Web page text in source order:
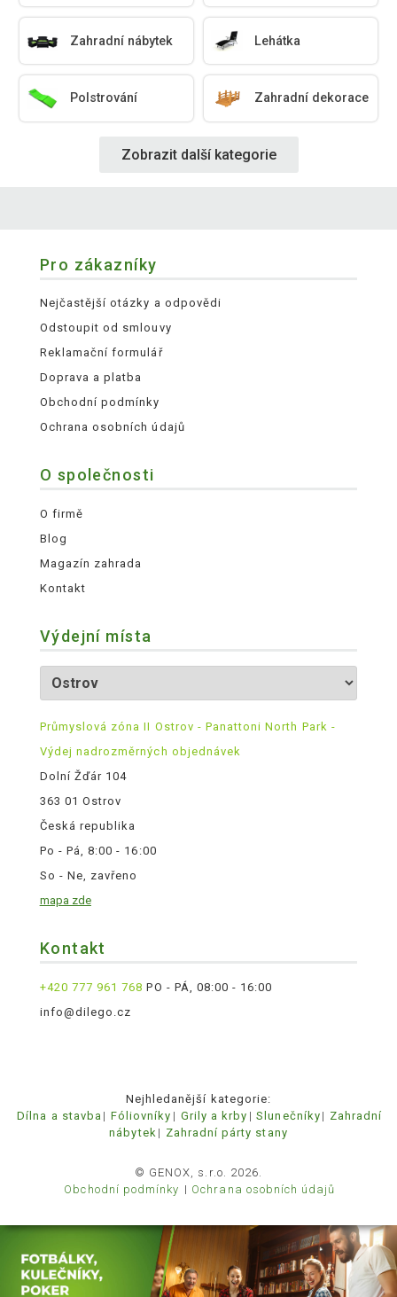
Zahradní nábytek Lehátka
Polstrování Zahradní dekorace
Zobrazit další kategorie
Pro zákazníky
Nejčastější otázky a odpovědi
Odstoupit od smlouvy
Reklamační formulář
Doprava a platba
Obchodní podmínky
Ochrana osobních údajů
O společnosti
O firmě
Blog
Magazín zahrada
Kontakt
Výdejní místa
Průmyslová zóna II Ostrov - Panattoni North Park -
Výdej nadrozměrných objednávek
Dolní Žďár 104
363 01 Ostrov
Česká republika
Po - Pá, 8:00 - 16:00
So - Ne, zavřeno
mapa zde
Kontakt
+420 777 961 768 PO - PÁ, 08:00 - 16:00
info@dilego.cz
Nejhledanější kategorie:
Dílna a stavba
Fóliovníky Grily a krby Slunečníky
Zahradní
nábytek
Zahradní párty stany
© GENOX, s.r.o. 2026.
Obchodní podmínky
Ochrana osobních údajů